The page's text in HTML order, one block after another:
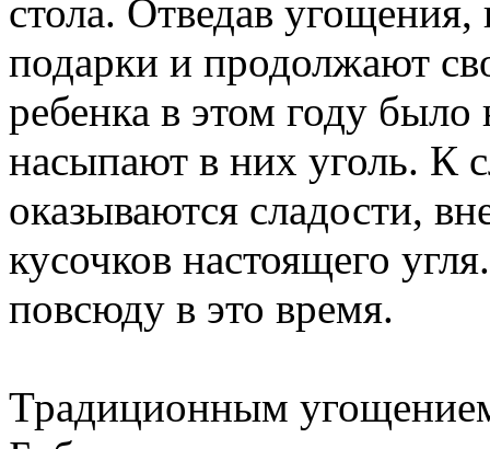
стола. Отведав
подарки и продолжают
ребенка в этом году
насыпают в них уголь. К
оказываются сладости,
кусочков настоящего
повсюду в это время.
Традиционным